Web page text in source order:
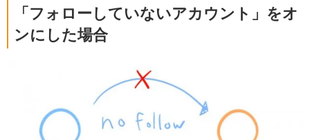
「フォローしていないアカウント」をオ
ンにした場合